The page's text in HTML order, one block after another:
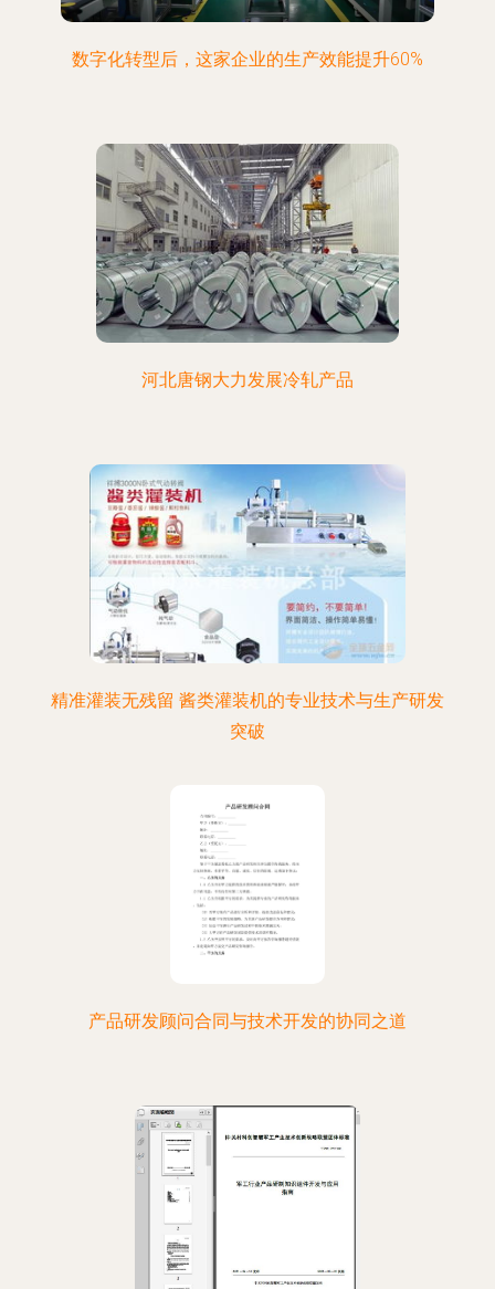
数字化转型后，这家企业的生产效能提升60%
河北唐钢大力发展冷轧产品
精准灌装无残留 酱类灌装机的专业技术与生产研发
突破
产品研发顾问合同与技术开发的协同之道